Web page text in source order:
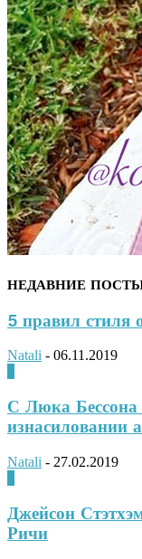
НЕДАВНИЕ
5 правил стиля
Natali - 06.11.2019
С Люка Бессона
изнасиловании
Natali - 27.02.2019
Джейсон
Ричи